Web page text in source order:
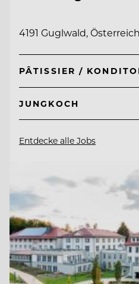
4191 Guglwald, Österreich
PÂTISSIER /
JUNGKOCH
Entdecke alle Jobs